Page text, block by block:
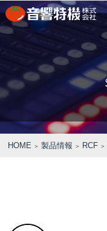
製品情報
CONCEPT
⾳響特機の特長
PICK UP
COMPANY
企業情報
HOME ＞製品情報 ＞ RCF